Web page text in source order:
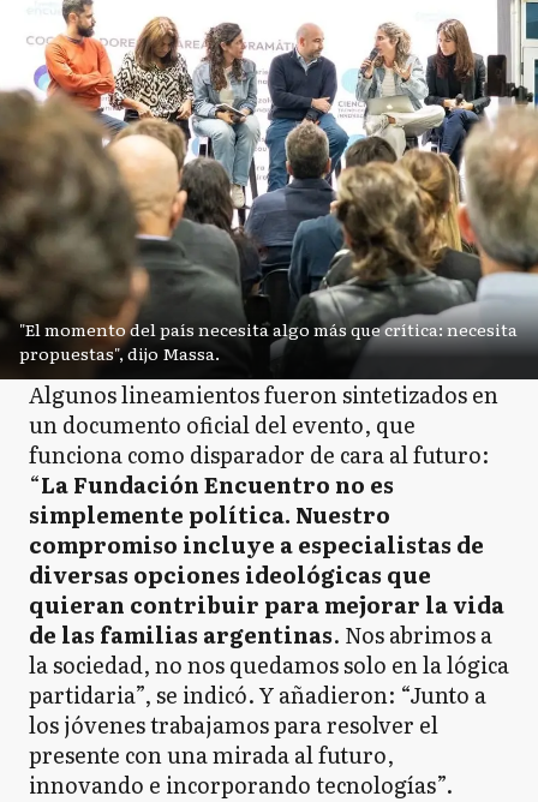
"El momento del país necesita algo más que crítica: necesita
propuestas", dijo Massa.
Algunos lineamientos fueron sintetizados en
un documento oficial del evento, que
funciona como disparador de cara al futuro:
“La Fundación Encuentro no es
simplemente política. Nuestro
compromiso incluye a especialistas de
diversas opciones ideológicas que
quieran contribuir para mejorar la vida
de las familias argentinas. Nos abrimos a
la sociedad, no nos quedamos solo en la lógica
partidaria”, se indicó. Y añadieron: “Junto a
los jóvenes trabajamos para resolver el
presente con una mirada al futuro,
innovando e incorporando tecnologías”.